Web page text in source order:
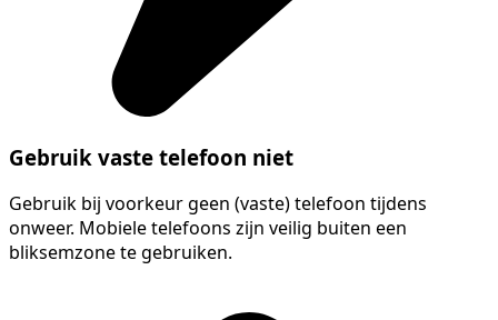
Gebruik vaste telefoon niet
Gebruik bij voorkeur geen (vaste) telefoon tijdens
onweer. Mobiele telefoons zijn veilig buiten een
bliksemzone te gebruiken.